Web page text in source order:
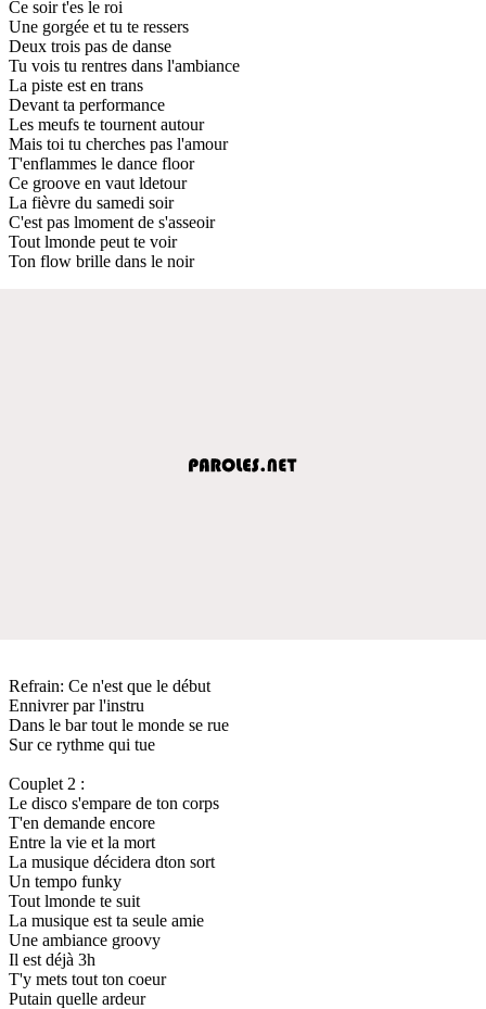
Ce soir t'es le roi
Une gorgée et tu te ressers
Deux trois pas de danse
Tu vois tu rentres dans l'ambiance
La piste est en trans
Devant ta performance
Les meufs te tournent autour
Mais toi tu cherches pas l'amour
T'enflammes le dance floor
Ce groove en vaut ldetour
La fièvre du samedi soir
C'est pas lmoment de s'asseoir
Tout lmonde peut te voir
Ton flow brille dans le noir
Refrain: Ce n'est que le début
Ennivrer par l'instru
Dans le bar tout le monde se rue
Sur ce rythme qui tue
Couplet 2 :
Le disco s'empare de ton corps
T'en demande encore
Entre la vie et la mort
La musique décidera dton sort
Un tempo funky
Tout lmonde te suit
La musique est ta seule amie
Une ambiance groovy
Il est déjà 3h
T'y mets tout ton coeur
Putain quelle ardeur